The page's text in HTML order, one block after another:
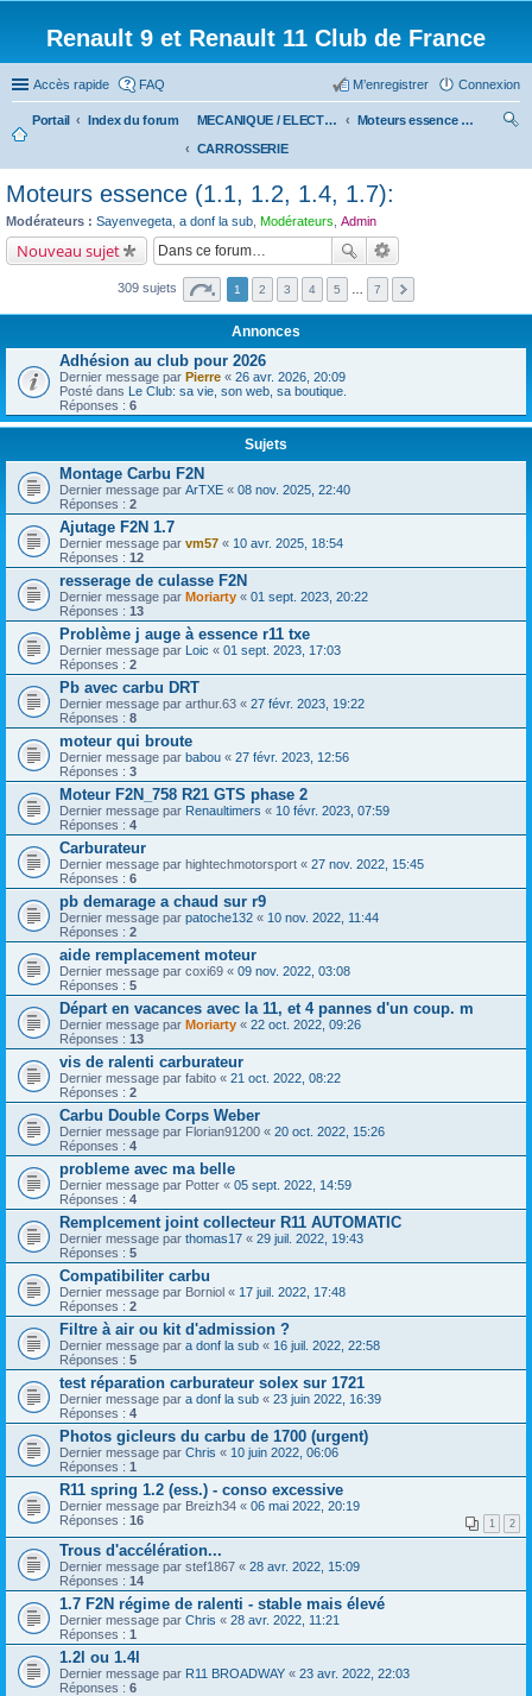
Renault 9 et Renault 11 Club de France
Accès rapide FAQ Connexion
M’enregistrer
Portail Index du forum
MECANIQUE / ELECTRICITE
CARROSSERIE
Moteurs essence (1.1, 1.2, 1.4, 1.7):
Moteurs essence (1.1, 1.2, 1.4, 1.7):
Modérateurs : Sayenvegeta a donf la sub Modérateurs Admin
Nouveau sujet
309 sujets 1 2 3 4 5 7
Annonces
Adhésion au club pour 2026
Dernier message par Pierre « 26 avr. 2026, 20:09
Posté dans Le Club: sa vie, son web, sa boutique.
Réponses : 6
Sujets
Montage Carbu F2N
Dernier message par ArTXE « 08 nov. 2025, 22:40
Réponses : 2
Ajutage F2N 1.7
Dernier message par vm57 « 10 avr. 2025, 18:54
Réponses : 12
resserage de culasse F2N
Dernier message par Moriarty « 01 sept. 2023, 20:22
Réponses : 13
Problème j auge à essence r11 txe
Dernier message par Loic « 01 sept. 2023, 17:03
Réponses : 2
Pb avec carbu DRT
Dernier message par arthur.63 « 27 févr. 2023, 19:22
Réponses : 8
moteur qui broute
Dernier message par babou « 27 févr. 2023, 12:56
Réponses : 3
Moteur F2N_758 R21 GTS phase 2
Dernier message par Renaultimers « 10 févr. 2023, 07:59
Réponses : 4
Carburateur
Dernier message par hightechmotorsport « 27 nov. 2022, 15:45
Réponses : 6
pb demarage a chaud sur r9
Dernier message par patoche132 « 10 nov. 2022, 11:44
Réponses : 2
aide remplacement moteur
Dernier message par coxi69 « 09 nov. 2022, 03:08
Réponses : 5
Départ en vacances avec la 11, et 4 pannes d'un coup. m
Dernier message par Moriarty « 22 oct. 2022, 09:26
Réponses : 13
vis de ralenti carburateur
Dernier message par fabito « 21 oct. 2022, 08:22
Réponses : 2
Carbu Double Corps Weber
Dernier message par Florian91200 « 20 oct. 2022, 15:26
Réponses : 4
probleme avec ma belle
Dernier message par Potter « 05 sept. 2022, 14:59
Réponses : 4
Remplcement joint collecteur R11 AUTOMATIC
Dernier message par thomas17 « 29 juil. 2022, 19:43
Réponses : 5
Compatibiliter carbu
Dernier message par Borniol « 17 juil. 2022, 17:48
Réponses : 2
Filtre à air ou kit d'admission ?
Dernier message par a donf la sub « 16 juil. 2022, 22:58
Réponses : 5
test réparation carburateur solex sur 1721
Dernier message par a donf la sub « 23 juin 2022, 16:39
Réponses : 4
Photos gicleurs du carbu de 1700 (urgent)
Dernier message par Chris « 10 juin 2022, 06:06
Réponses : 1
R11 spring 1.2 (ess.) - conso excessive
Dernier message par Breizh34 « 06 mai 2022, 20:19
Réponses : 16 1 2
Trous d'accélération...
Dernier message par stef1867 « 28 avr. 2022, 15:09
Réponses : 14
1.7 F2N régime de ralenti - stable mais élevé
Dernier message par Chris « 28 avr. 2022, 11:21
Réponses : 1
1.2l ou 1.4l
Dernier message par R11 BROADWAY « 23 avr. 2022, 22:03
Réponses : 6